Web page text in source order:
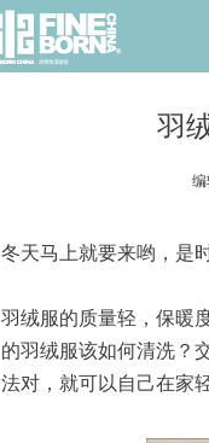
羽
冬天马上就要来哟，是
羽绒服的质量轻，保暖
的羽绒服该如何清洗？
法对，就可以自己在家